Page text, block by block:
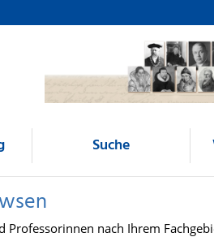
Suche
Professorinnen nach Ihrem